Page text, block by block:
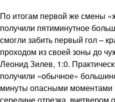
По итогам первой же смены
получили пятиминутное
смогли забить первый гол –
проходом из своей зоны до
Леонид Зилев, 1:0.
получили «обычное»
минуты опасными моментами
середине отрезка, вчетвером